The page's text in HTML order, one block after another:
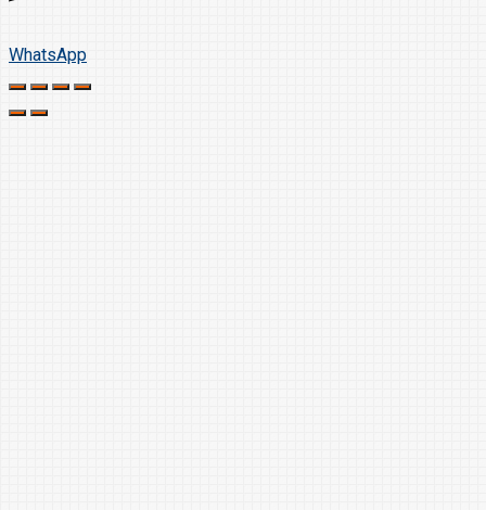
WhatsApp